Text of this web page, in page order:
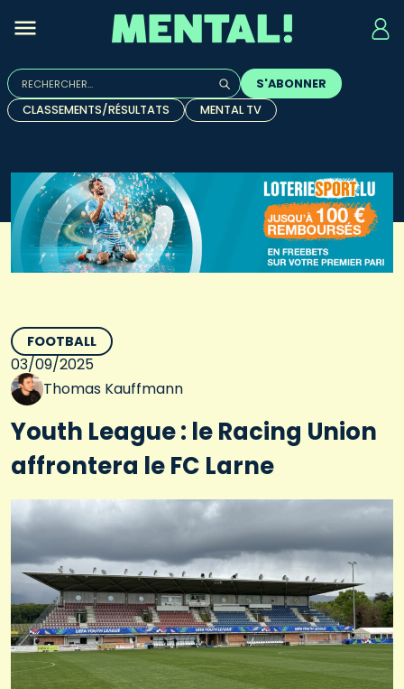
Rechercher :
Quand les résultats de l'auto-complétion sont
S'ABONNER
CLASSEMENTS/RÉSULTATS
MENTAL TV
FOOTBALL
03/09/2025
Thomas Kauffmann
Youth League : le Racing Union
affrontera le FC Larne